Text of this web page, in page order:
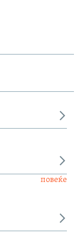
повеќе